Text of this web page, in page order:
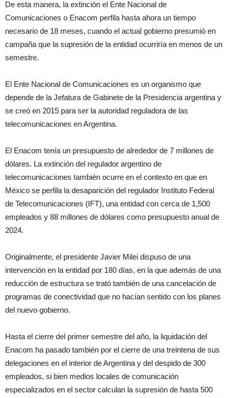
De esta manera, la extinción el Ente Nacional de
Comunicaciones o Enacom perfila hasta ahora un tiempo
necesario de 18 meses, cuando el actual gobierno presumió en
campaña que la supresión de la entidad ocurriría en menos de un
semestre.
El Ente Nacional de Comunicaciones es un organismo que
depende de la Jefatura de Gabinete de la Presidencia argentina y
se creó en 2015 para ser la autoridad reguladora de las
telecomunicaciones en Argentina.
El Enacom tenía un presupuesto de alrededor de 7 millones de
dólares. La extinción del regulador argentino de
telecomunicaciones también ocurre en el contexto en que en
México se perfila la desaparición del regulador Instituto Federal
de Telecomunicaciones (IFT), una entidad con cerca de 1,500
empleados y 88 millones de dólares como presupuesto anual de
2024.
Originalmente, el presidente Javier Milei dispuso de una
intervención en la entidad por 180 días, en la que además de una
reducción de estructura se trató también de una cancelación de
programas de conectividad que no hacían sentido con los planes
del nuevo gobierno.
Hasta el cierre del primer semestre del año, la liquidación del
Enacom ha pasado también por el cierre de una treintena de sus
delegaciones en el interior de Argentina y del despido de 300
empleados, si bien medios locales de comunicación
especializados en el sector calculan la supresión de hasta 500